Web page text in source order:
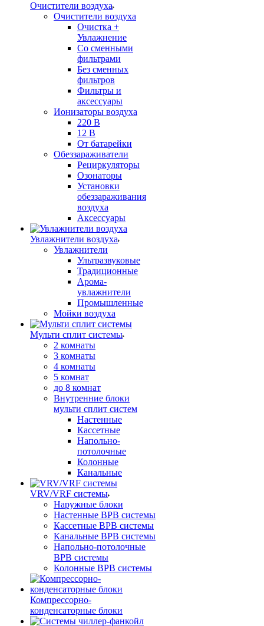
Очистители воздуха
Очистители воздуха
Очистка +
Увлажнение
Cо сменными
фильтрами
Без сменных
фильтров
Фильтры и
аксессуары
Ионизаторы воздуха
220 В
12 В
От батарейки
Обеззараживатели
Рециркуляторы
Озонаторы
Установки
обеззараживания
воздуха
Аксессуары
Увлажнители воздуха
Увлажнители
Ультразвуковые
Традиционные
Арома-
увлажнители
Промышленные
Мойки воздуха
Мульти сплит системы
2 комнаты
3 комнаты
4 комнаты
5 комнат
до 8 комнат
Внутренние блоки
мульти сплит систем
Настенные
Кассетные
Напольно-
потолочные
Колонные
Канальные
VRV/VRF системы
Наружные блоки
Настенные ВРВ системы
Кассетные ВРВ системы
Канальные ВРВ системы
Напольно-потолочные
ВРВ системы
Колонные ВРВ системы
Компрессорно-
конденсаторные блоки